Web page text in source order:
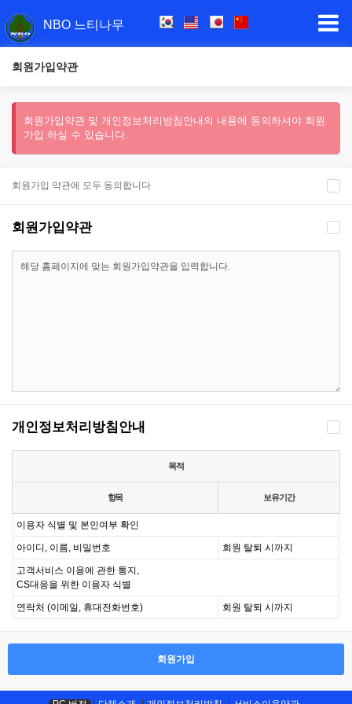
NBO 느티나무
회원가입약관
회원가입약관 및 개인정보처리방침안내의 내용에 동의하셔야 회원
가입 하실 수 있습니다.
회원가입 약관에 모두 동의합니다
회원가입약관
개인정보처리방침안내
목적
항목 보유기간
이용자 식별 및 본인여부 확인
아이디, 이름, 비밀번호 회원 탈퇴 시까지
고객서비스 이용에 관한 통지,
CS대응을 위한 이용자 식별
연락처 (이메일, 휴대전화번호) 회원 탈퇴 시까지
회원가입